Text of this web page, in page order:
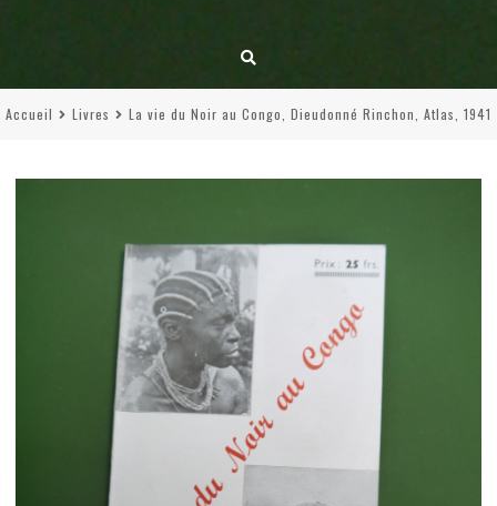
Accueil Livres La vie du Noir au Congo, Dieudonné Rinchon, Atlas, 1941